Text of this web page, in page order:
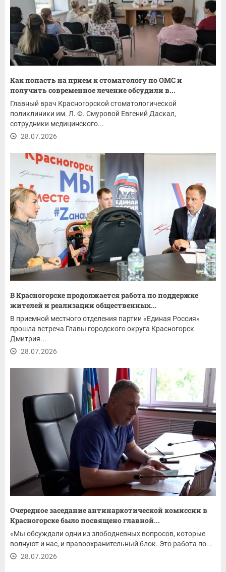
Как попасть на прием к стоматологу по ОМС и
получить современное лечение обсудили в...
Главный врач Красногорской стоматологической
поликлиники им. Л. Ф. Смуровой Евгений Даскал,
сотрудники медицинского...
28.07.2026
В Красногорске продолжается работа по поддержке
жителей и реализации общественных...
В приемной местного отделения партии «Единая Россия»
прошла встреча Главы городского округа Красногорск
Дмитрия...
28.07.2026
Очередное заседание антинаркотической комиссии в
Красногорске было посвящено главной...
«Мы обсуждали одни из злободневных вопросов, которые
волнуют и нас, и правоохранительный блок. Это работа по...
28.07.2026